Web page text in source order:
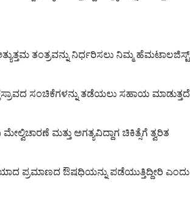
ತಂತ್ರವನ್ನು ನಿರ್ಧರಿಸಲು ನಿಮ್ಮ ಹೆಮಟಾಲಜಿಸ್ಟ್
ಸಂಚಿಕೆಗಳನ್ನು ತಡೆಯಲು ಸಹಾಯ ಮಾಡುತ್ತದೆ
ಮತ್ತು ಅಗತ್ಯವಿದ್ದಾಗ ಚಿಕಿತ್ಸೆಗೆ ತ್ವರಿತ
ಪ್ರಮಾಣದ ಔಷಧಿಯನ್ನು ಪಡೆಯುತ್ತಿದ್ದೀರಿ ಎಂದು